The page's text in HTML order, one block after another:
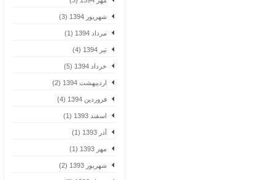
شهریور 1394 (3)
مرداد 1394 (1)
تیر 1394 (4)
خرداد 1394 (5)
اردیبهشت 1394 (2)
فروردین 1394 (4)
اسفند 1393 (1)
آذر 1393 (1)
مهر 1393 (1)
شهریور 1393 (2)